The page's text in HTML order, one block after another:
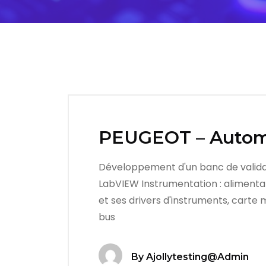
PEUGEOT –
Développement d'un banc de
LabVIEW Instrumentation :
et ses drivers d'instruments, carte
bus
ByAjollytesting@admin